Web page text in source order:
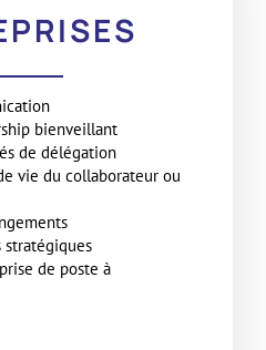
bienveillant
de délégation
vie du collaborateur ou
stratégiques
de poste à